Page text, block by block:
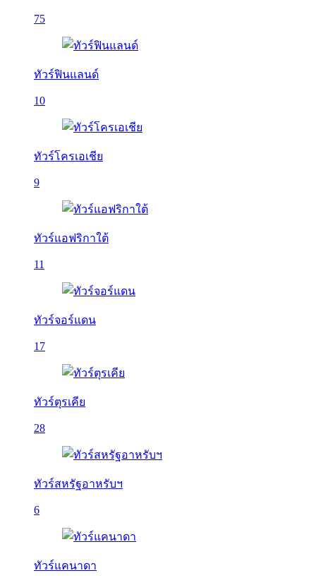
75
ทัวร์ฟินแลนด์
10
ทัวร์โครเอเชีย
9
ทัวร์แอฟริกาใต้
11
ทัวร์จอร์แดน
17
ทัวร์ตุรเคีย
28
ทัวร์สหรัฐอาหรับฯ
6
ทัวร์แคนาดา